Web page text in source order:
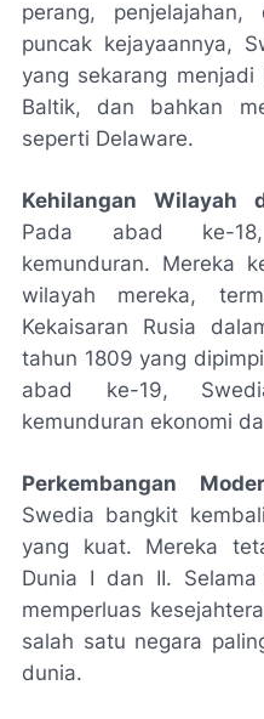
perang, penjelajahan,
puncak kejayaannya,
yang sekarang
Baltik, dan bahkan
seperti Delaware.
Kehilangan Wilayah
Pada abad ke-
kemunduran. Mereka
wilayah mereka,
Kekaisaran Rusia
tahun 1809 yang
abad ke-19,
kemunduran ekonomi
Perkembangan
Swedia bangkit
yang kuat. Mereka
Dunia I dan II.
memperluas
salah satu negara
dunia.